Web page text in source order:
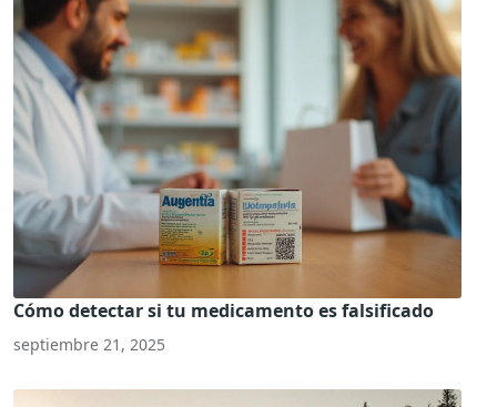
Cómo detectar si tu medicamento es falsificado
septiembre 21, 2025